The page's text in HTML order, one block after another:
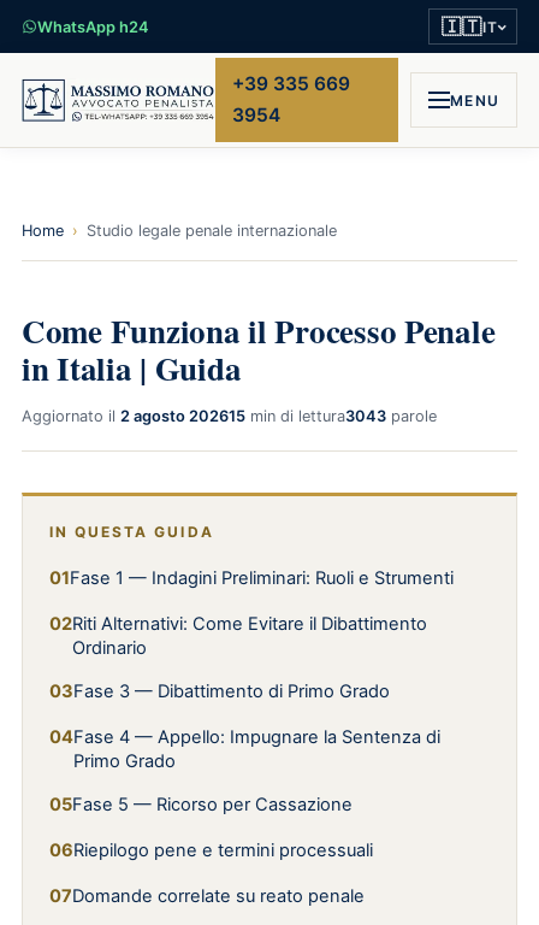
WhatsApp h24 🇮🇹IT
+39 335 669
3954
MENU
Home › Studio legale penale internazionale
Come Funziona il Processo Penale
in Italia | Guida
Aggiornato il 2 agosto 202615 min di lettura3043 parole
IN QUESTA GUIDA
Fase 1 — Indagini Preliminari: Ruoli e Strumenti
Riti Alternativi: Come Evitare il Dibattimento
Ordinario
Fase 3 — Dibattimento di Primo Grado
Fase 4 — Appello: Impugnare la Sentenza di
Primo Grado
Fase 5 — Ricorso per Cassazione
Riepilogo pene e termini processuali
Domande correlate su reato penale